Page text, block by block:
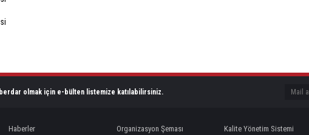
olmak için e-bülten listemize katılabilirsiniz.
Haberler Organizasyon Şeması Kalite Yönetim Sistemi